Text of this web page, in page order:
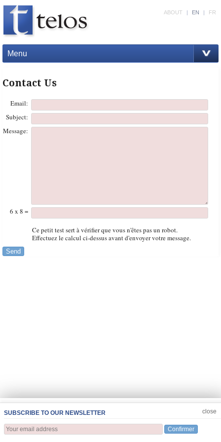
Menu
ABOUT | EN | FR
Contact Us
Email:
Subject:
Message:
6 x 8 =
Ce petit test sert à vérifier que vous n'êtes pas un robot.
Effectuez le calcul ci-dessus avant d'envoyer votre message.
Send
SUBSCRIBE TO OUR NEWSLETTER
Confirmer
close
JOIN US CLOSE